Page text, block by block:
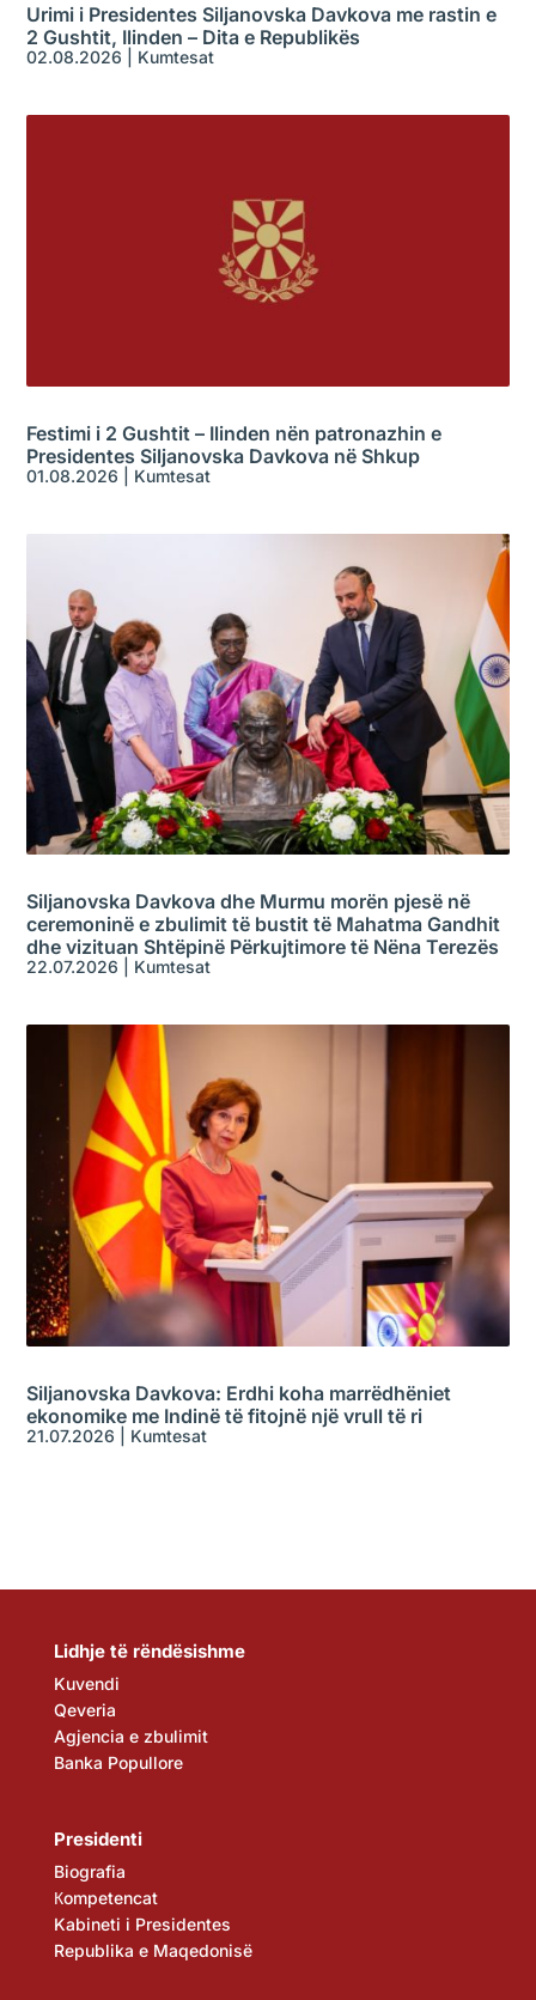
Urimi i Presidentes Siljanovska Davkova me rastin e
2 Gushtit, Ilinden – Dita e Republikës
02.08.2026 Kumtesat
Festimi i 2 Gushtit – Ilinden nën patronazhin e
Presidentes Siljanovska Davkova në Shkup
01.08.2026 Kumtesat
Siljanovska Davkova dhe Murmu morën pjesë në
ceremoninë e zbulimit të bustit të Mahatma Gandhit
dhe vizituan Shtëpinë Përkujtimore të Nëna Terezës
22.07.2026 Kumtesat
Siljanovska Davkova: Erdhi koha marrëdhëniet
ekonomike me Indinë të fitojnë një vrull të ri
21.07.2026 Kumtesat
Lidhje të rëndësishme
Kuvendi
Qeveria
Agjencia e zbulimit
Banka Popullore
Presidenti
Biografia
Кompetencat
Kabineti i Presidentes
Republika e Maqedonisë